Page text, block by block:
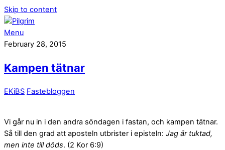
Skip to content
Menu
February 28, 2015
Kampen tätnar
EKiBS Fastebloggen
Vi går nu in i den andra söndagen i fastan, och kampen tätnar.
Så till den grad att aposteln utbrister i episteln: Jag är tuktad,
men inte till döds. (2 Kor 6:9)